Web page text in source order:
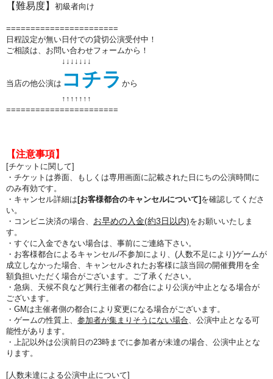
【難易度】 初級者向け
=======================
日程設定が無い日付での貸切公演受付中！
ご相談は、お問い合わせフォームから！
↓↓↓↓↓↓↓
当店の他公演は コチラ から
↑↑ ↑↑ ↑↑ ↑
=======================
【注意事項】
[チケットに関して]
・チケットは券面、もしくは専用画面に記載された日にちの公演時間に
のみ有効です。
・キャンセル詳細は [お客様都合のキャンセルについて] を確認してくださ
い。
・コンビニ決済の場合、 お早めの入金(約3日以内)をお願いいたしま
す。
・すぐに入金できない場合は、事前にご連絡下さい。
・お客様都合によるキャンセル/不参加により、(人数不足により)ゲームが
成立しなかった場合、キャンセルされたお客様に該当回の開催費用を全
額負担いただく場合がございます。ご了承ください。
・急病、天候不良など興行主催者の都合により公演が中止となる場合が
ございます。
・GMは主催者側の都合により変更になる場合がございます。
・ゲームの性質上、 参加者が集まりそうにない場合、公演中止となる可
能性があります。
・上記以外は公演前日の23時までに参加者が未達の場合、公演中止とな
ります。
[人数未達による公演中止について]